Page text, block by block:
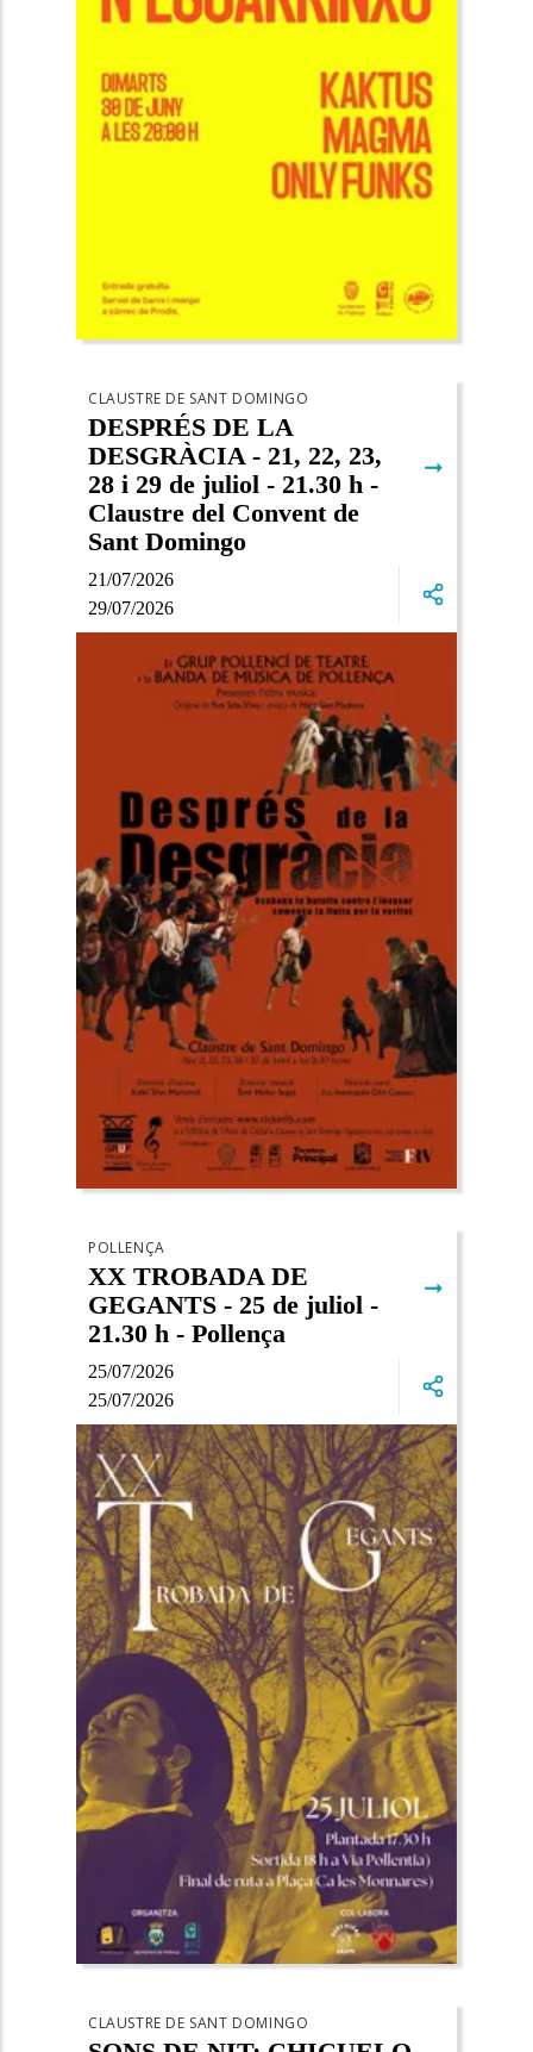
21/07/2026
29/07/2026
CLAUSTRE DE SANT DOMINGO
DESPRÉS DE LA
DESGRÀCIA - 21, 22, 23,
28 i 29 de juliol - 21.30 h -
Claustre del Convent de
Sant Domingo
➞
25/07/2026
25/07/2026
POLLENÇA
XX TROBADA DE
GEGANTS - 25 de juliol -
21.30 h - Pollença
➞
CLAUSTRE DE SANT DOMINGO